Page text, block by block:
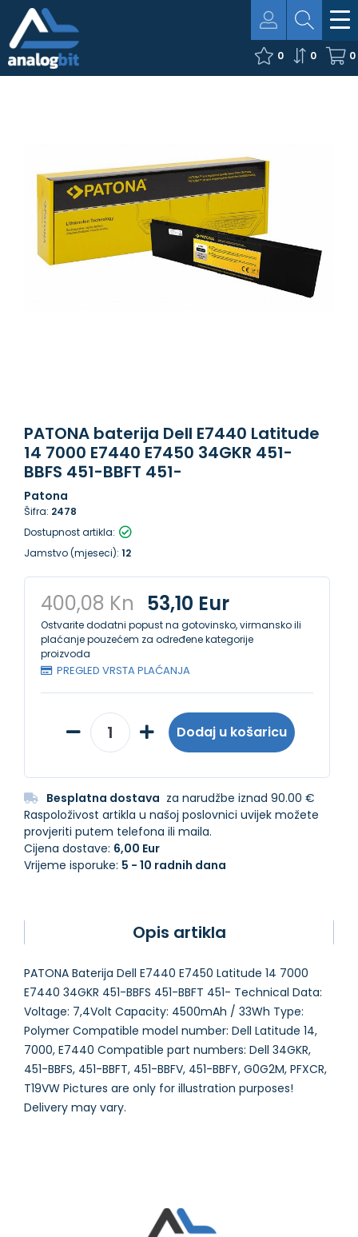
0
0
0
PATONA baterija Dell E7440 Latitude
14 7000 E7440 E7450 34GKR 451-
BBFS 451-BBFT 451-
Patona
Šifra: 2478
Dostupnost artikla:
Jamstvo (mjeseci): 12
400,08 Kn 53,10 Eur
Ostvarite dodatni popust na gotovinsko, virmansko ili
plaćanje pouzećem za određene kategorije
proizvoda
PREGLED VRSTA PLAĆANJA
Dodaj u košaricu
Besplatna dostava za narudžbe iznad 90.00 €
Raspoloživost artikla u našoj poslovnici uvijek možete
provjeriti putem telefona ili maila.
Cijena dostave: 6,00 Eur
Vrijeme isporuke: 5 - 10 radnih dana
Opis artikla
PATONA Baterija Dell E7440 E7450 Latitude 14 7000
E7440 34GKR 451-BBFS 451-BBFT 451- Technical Data:
Voltage: 7,4Volt Capacity: 4500mAh / 33Wh Type:
Polymer Compatible model number: Dell Latitude 14,
7000, E7440 Compatible part numbers: Dell 34GKR,
451-BBFS, 451-BBFT, 451-BBFV, 451-BBFY, G0G2M, PFXCR,
T19VW Pictures are only for illustration purposes!